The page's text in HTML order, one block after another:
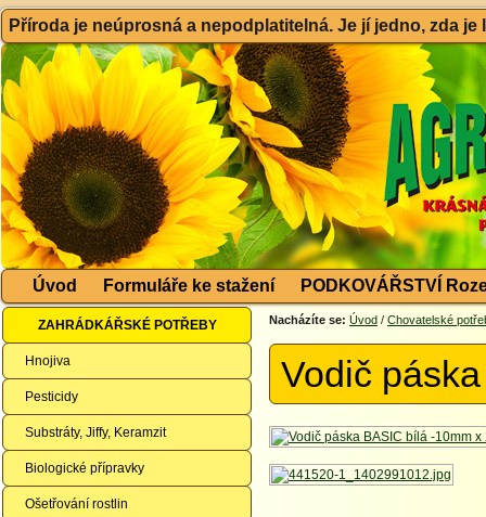
Příroda je neúprosná a nepodplatitelná. Je jí jedno, zda
Úvod Formuláře ke stažení PODKOVÁŘSTVÍ
ZAHRÁDKÁŘSKÉ POTŘEBY
Hnojiva
Pesticidy
Substráty, Jiffy, Keramzit
Biologické přípravky
Ošetřování rostlin
Nacházíte se: Úvod / Chovatelské
Vodič